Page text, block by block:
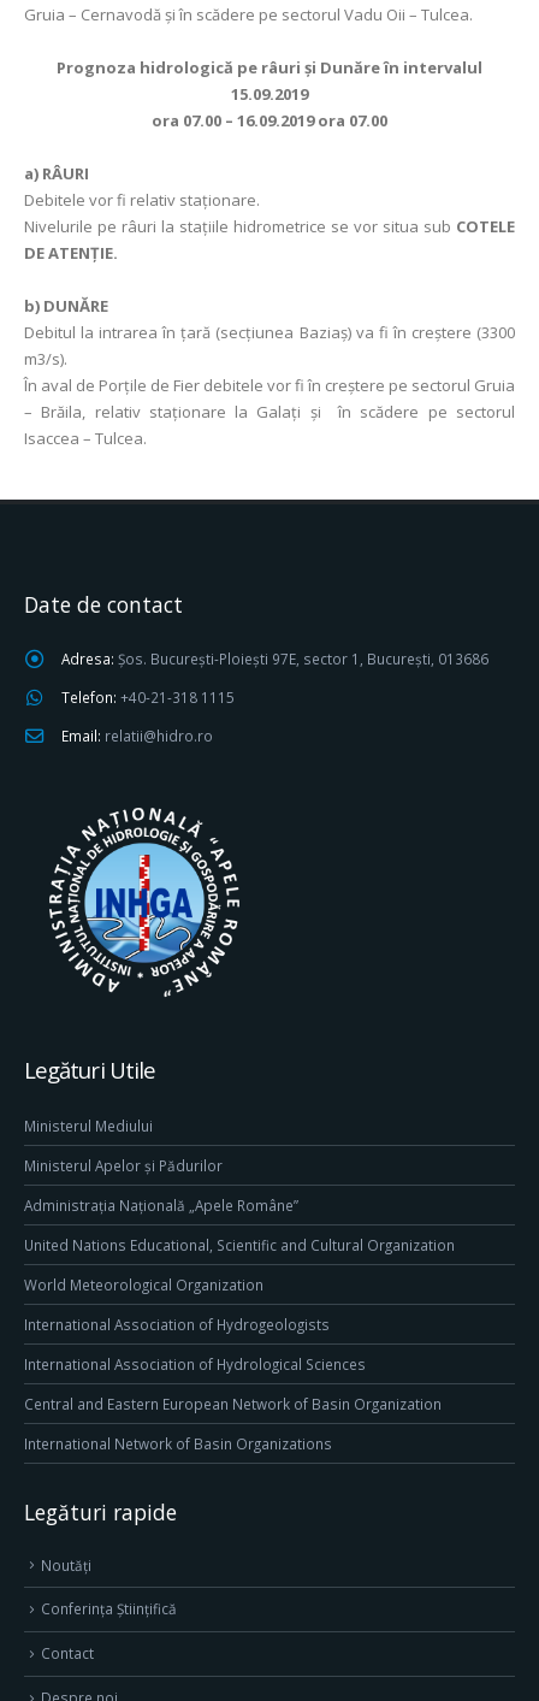
Gruia – Cernavodă și în scădere pe sectorul Vadu Oii – Tulcea.
Prognoza hidrologică pe râuri şi Dunăre în intervalul
15.09.2019
ora 07.00 – 16.09.2019 ora 07.00
a) RÂURI
Debitele vor fi relativ staționare.
Nivelurile pe râuri la stațiile hidrometrice se vor situa sub COTELE
DE ATENȚIE.
b) DUNĂRE
Debitul la intrarea în ţară (secţiunea Baziaş) va fi în creştere (3300
m3/s).
În aval de Porţile de Fier debitele vor fi în creștere pe sectorul Gruia
– Brăila, relativ staționare la Galați și în scădere pe sectorul
Isaccea – Tulcea.
Date de contact
Adresa: Șos. București-Ploiești 97E, sector 1, București, 013686
Telefon: +40-21-318 1115
Email: relatii@hidro.ro
Legături Utile
Ministerul Mediului
Ministerul Apelor și Pădurilor
Administrația Națională „Apele Române”
United Nations Educational, Scientific and Cultural Organization
World Meteorological Organization
International Association of Hydrogeologists
International Association of Hydrological Sciences
Central and Eastern European Network of Basin Organization
International Network of Basin Organizations
Legături rapide
Noutăți
Conferința Științifică
Contact